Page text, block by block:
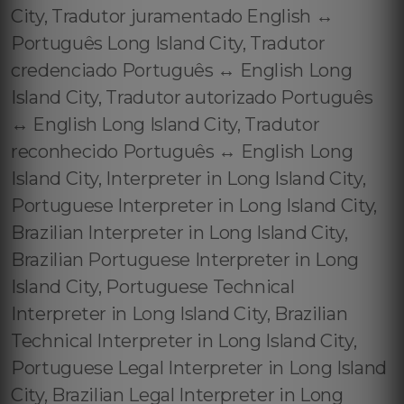
City, Tradutor juramentado English ↔️
Português Long Island City, Tradutor
credenciado Português ↔️ English Long
Island City, Tradutor autorizado Português
↔️ English Long Island City, Tradutor
reconhecido Português ↔️ English Long
Island City, Interpreter in Long Island City,
Portuguese Interpreter in Long Island City,
Brazilian Interpreter in Long Island City,
Brazilian Portuguese Interpreter in Long
Island City, Portuguese Technical
Interpreter in Long Island City, Brazilian
Technical Interpreter in Long Island City,
Portuguese Legal Interpreter in Long Island
City, Brazilian Legal Interpreter in Long